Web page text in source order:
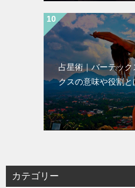
占星術｜バーテッ
クスの意味や役割と
カテゴリー